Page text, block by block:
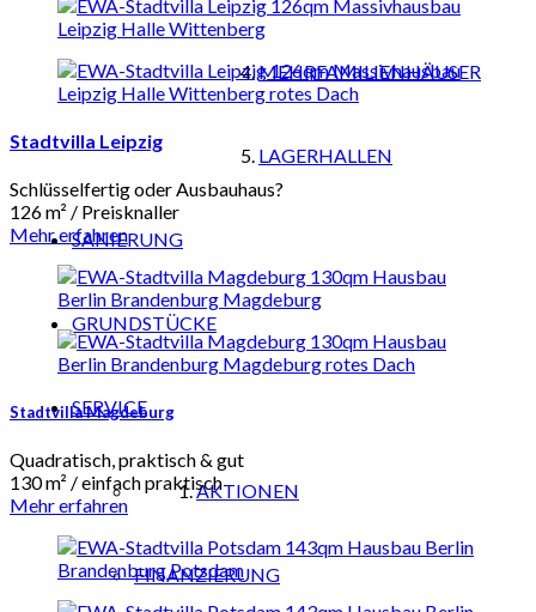
MEHRFAMILIENHÄUSER
LAGERHALLEN
SANIERUNG
GRUNDSTÜCKE
SERVICE
AKTIONEN
FINANZIERUNG
Stadtvilla Leipzig
Schlüsselfertig oder Ausbauhaus?
126 m² / Preisknaller
Mehr erfahren
Stadtvilla Magdeburg
Quadratisch, praktisch & gut
130 m² / einfach praktisch
Mehr erfahren